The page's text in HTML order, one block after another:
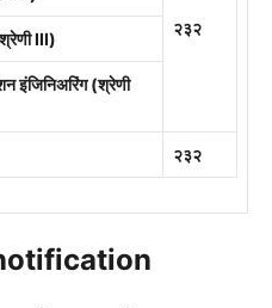
२३२
III)
इंजिनिअरिंग (श्रेणी
२३२